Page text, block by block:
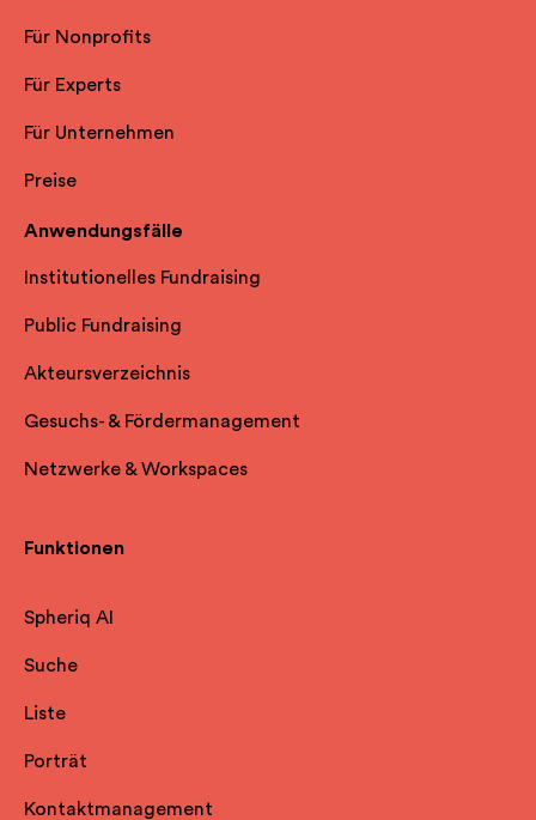
Für Nonprofits
Für Experts
Für Unternehmen
Preise
Anwendungsfälle
Institutionelles Fundraising
Public Fundraising
Akteursverzeichnis
Gesuchs- & Fördermanagement
Netzwerke & Workspaces
Funktionen
Spheriq AI
Suche
Liste
Porträt
Kontaktmanagement